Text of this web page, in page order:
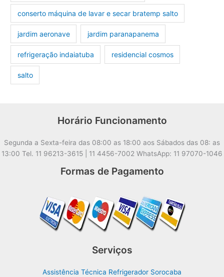
conserto máquina de lavar e secar bratemp salto
jardim aeronave jardim paranapanema
refrigeração indaiatuba residencial cosmos
salto
Horário Funcionamento
Segunda a Sexta-feira das 08:00 as 18:00 aos Sábados das 08: as
13:00 Tel. 11 96213-3615 | 11 4456-7002 WhatsApp: 11 97070-1046
Formas de Pagamento
Serviços
Assistência Técnica Refrigerador Sorocaba